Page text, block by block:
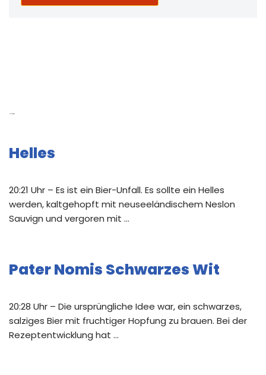
Helles
20:21 Uhr – Es ist ein Bier-Unfall. Es sollte ein Helles
werden, kaltgehopft mit neuseeländischem Neslon
Sauvign und vergoren mit …
Pater Nomis Schwarzes Wit
20:28 Uhr – Die ursprüngliche Idee war, ein schwarzes,
salziges Bier mit fruchtiger Hopfung zu brauen. Bei der
Rezeptentwicklung hat …